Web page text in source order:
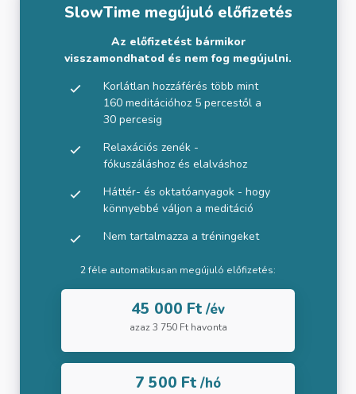
SlowTime megújuló előfizetés
Az előfizetést bármikor
visszamondhatod és nem fog megújulni.
Korlátlan hozzáférés több mint
160 meditációhoz 5 percestől a
30 percesig
Relaxációs zenék -
fókuszáláshoz és elalváshoz
Háttér- és oktatóanyagok - hogy
könnyebbé váljon a meditáció
Nem tartalmazza a tréningeket
2 féle automatikusan megújuló előfizetés:
45 000 Ft /év
azaz 3 750 Ft havonta
7 500 Ft /hó